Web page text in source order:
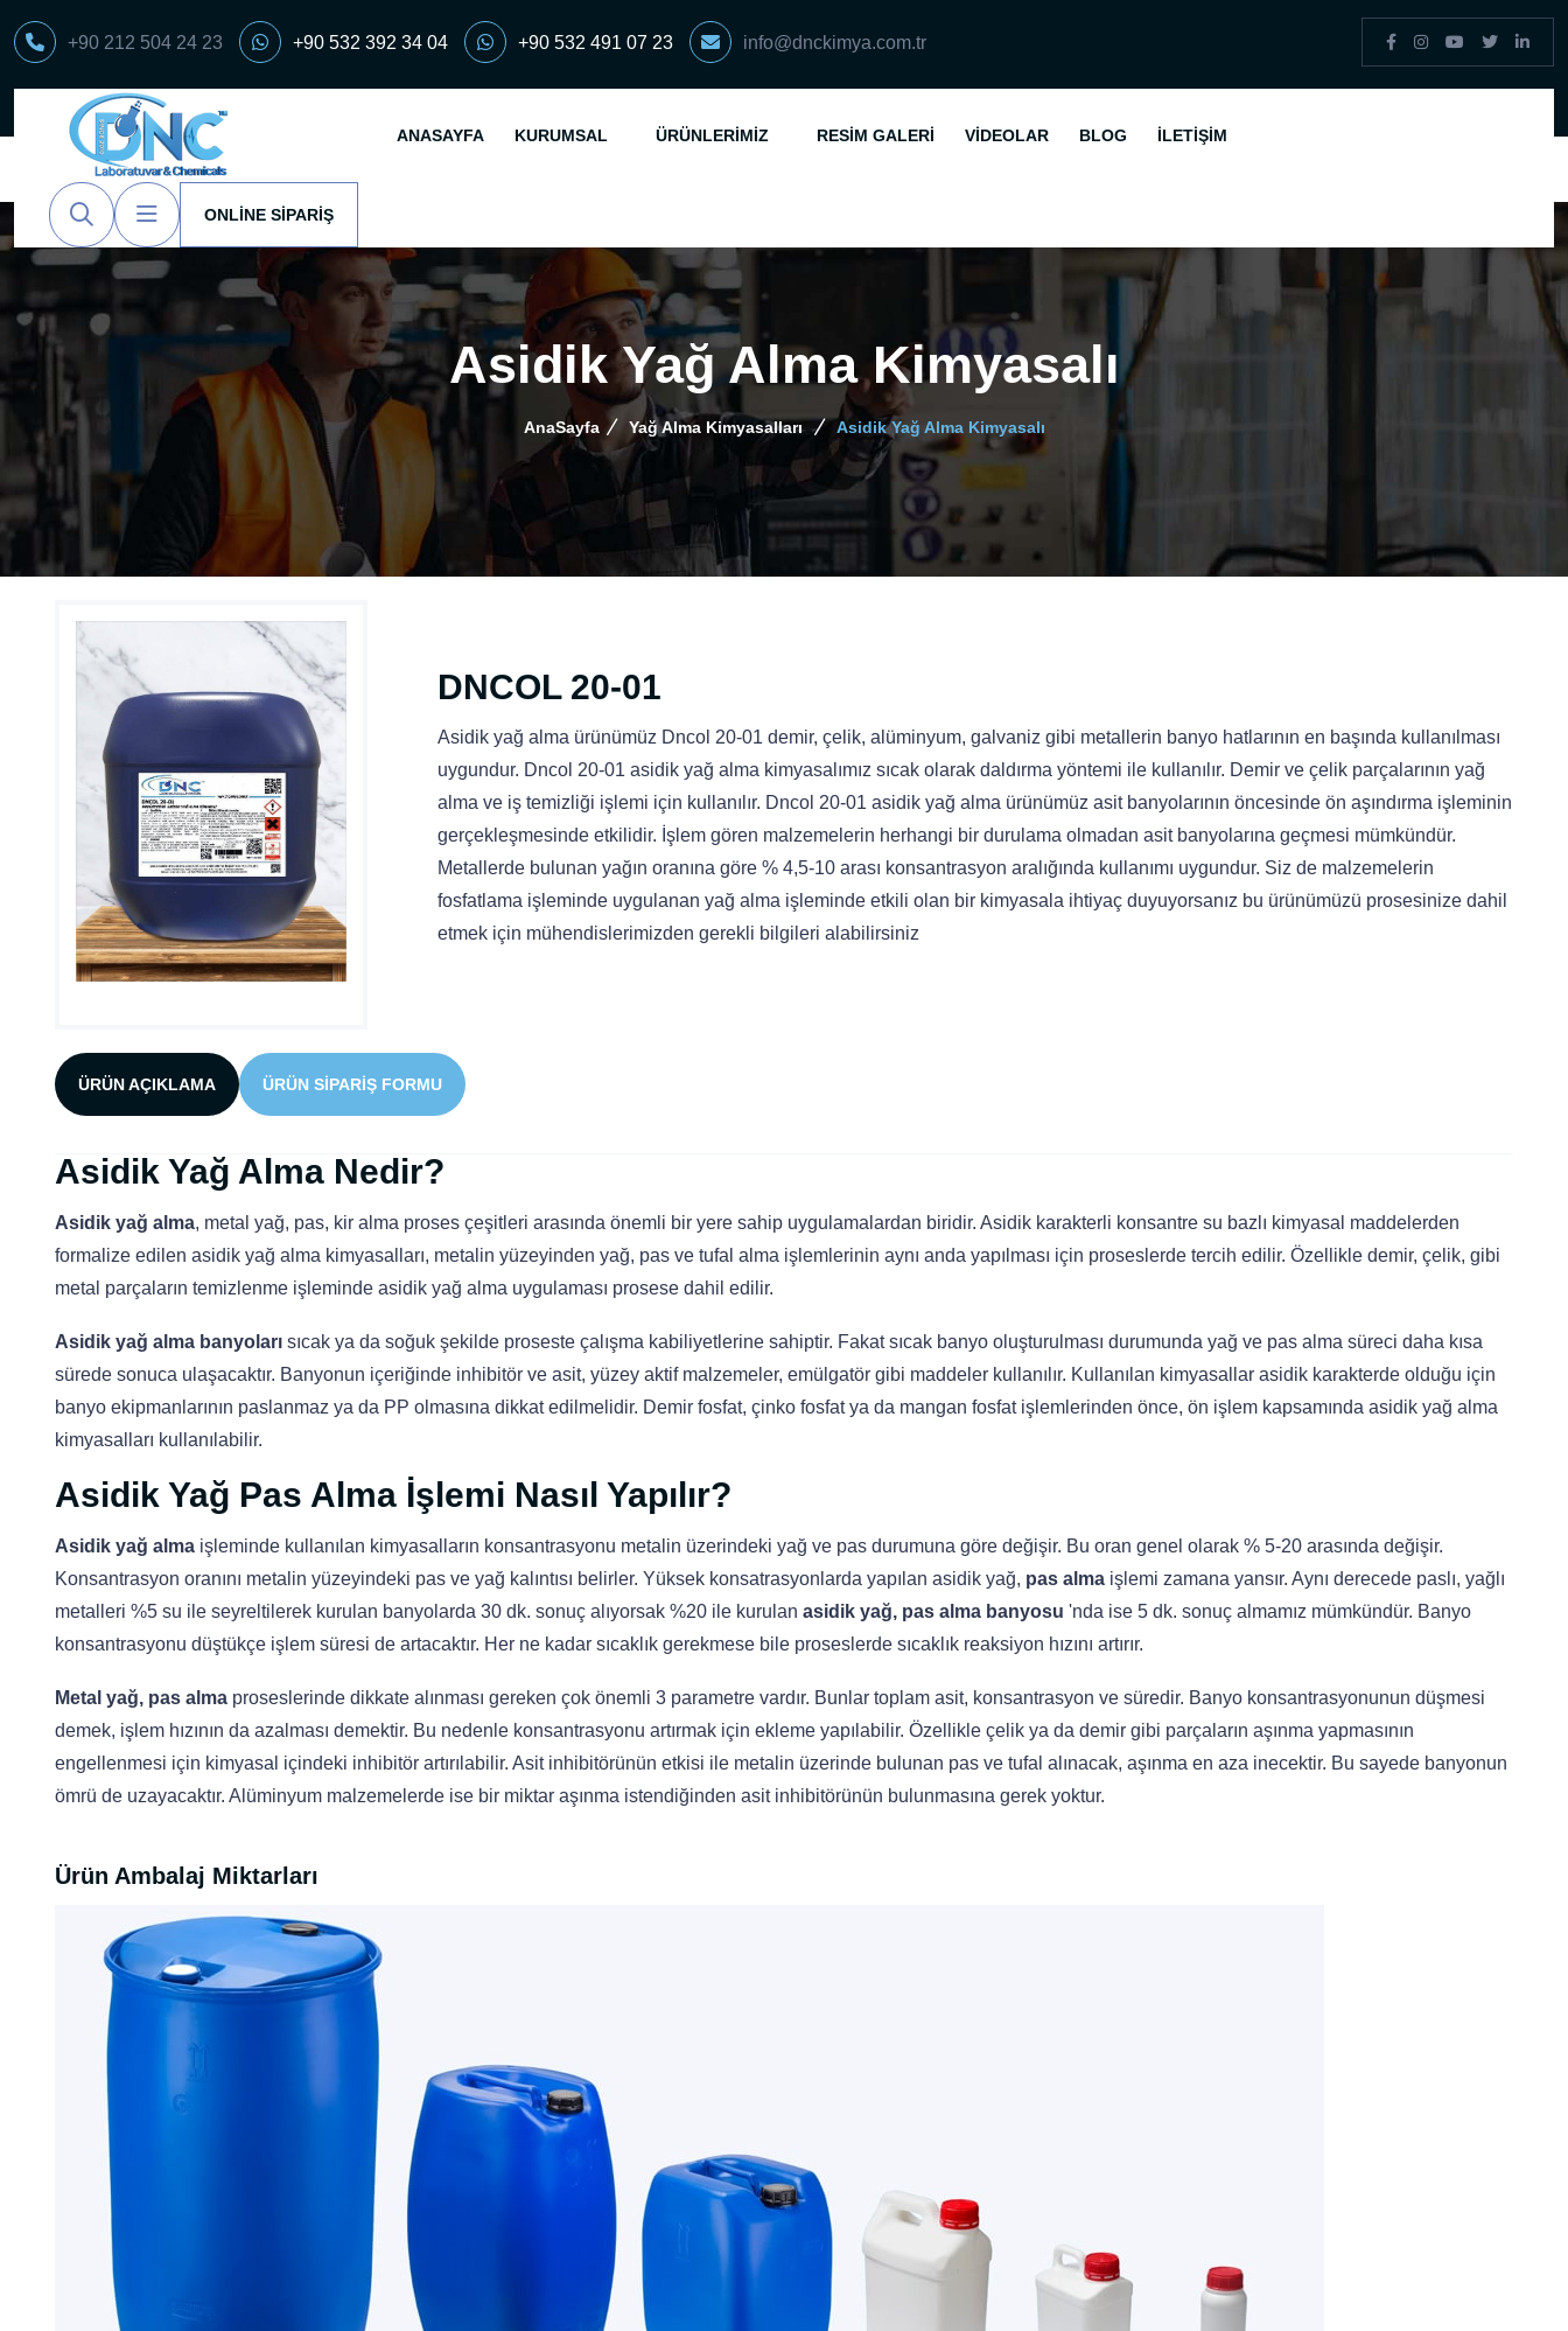
+90 212 504 24 23 +90 532 392 34 04 +90 532 491 07 23 info@dnckimya.com.tr
ANASAYFA KURUMSAL ÜRÜNLERIMIZ RESIM GALERI VIDEOLAR BLOG İLETIŞIM
ONLINE SIPARIŞ
Asidik Yağ Alma Kimyasalı
AnaSayfa Yağ Alma Kimyasalları Asidik Yağ Alma Kimyasalı
DNCOL 20-01
Asidik yağ alma ürünümüz Dncol 20-01 demir, çelik, alüminyum, galvaniz gibi metallerin banyo hatlarının en başında kullanılması
uygundur. Dncol 20-01 asidik yağ alma kimyasalımız sıcak olarak daldırma yöntemi ile kullanılır. Demir ve çelik parçalarının yağ
alma ve iş temizliği işlemi için kullanılır. Dncol 20-01 asidik yağ alma ürünümüz asit banyolarının öncesinde ön aşındırma işleminin
gerçekleşmesinde etkilidir. İşlem gören malzemelerin herhangi bir durulama olmadan asit banyolarına geçmesi mümkündür.
Metallerde bulunan yağın oranına göre % 4,5-10 arası konsantrasyon aralığında kullanımı uygundur. Siz de malzemelerin
fosfatlama işleminde uygulanan yağ alma işleminde etkili olan bir kimyasala ihtiyaç duyuyorsanız bu ürünümüzü prosesinize dahil
etmek için mühendislerimizden gerekli bilgileri alabilirsiniz
ÜRÜN AÇIKLAMA ÜRÜN SIPARIŞ FORMU
Asidik Yağ Alma Nedir?
Asidik yağ alma, metal yağ, pas, kir alma proses çeşitleri arasında önemli bir yere sahip uygulamalardan biridir. Asidik karakterli konsantre su bazlı kimyasal maddelerden
formalize edilen asidik yağ alma kimyasalları, metalin yüzeyinden yağ, pas ve tufal alma işlemlerinin aynı anda yapılması için proseslerde tercih edilir. Özellikle demir, çelik, gibi
metal parçaların temizlenme işleminde asidik yağ alma uygulaması prosese dahil edilir.
Asidik yağ alma banyoları sıcak ya da soğuk şekilde proseste çalışma kabiliyetlerine sahiptir. Fakat sıcak banyo oluşturulması durumunda yağ ve pas alma süreci daha kısa
sürede sonuca ulaşacaktır. Banyonun içeriğinde inhibitör ve asit, yüzey aktif malzemeler, emülgatör gibi maddeler kullanılır. Kullanılan kimyasallar asidik karakterde olduğu için
banyo ekipmanlarının paslanmaz ya da PP olmasına dikkat edilmelidir. Demir fosfat, çinko fosfat ya da mangan fosfat işlemlerinden önce, ön işlem kapsamında asidik yağ alma
kimyasalları kullanılabilir.
Asidik Yağ Pas Alma İşlemi Nasıl Yapılır?
Asidik yağ alma işleminde kullanılan kimyasalların konsantrasyonu metalin üzerindeki yağ ve pas durumuna göre değişir. Bu oran genel olarak % 5-20 arasında değişir.
Konsantrasyon oranını metalin yüzeyindeki pas ve yağ kalıntısı belirler. Yüksek konsatrasyonlarda yapılan asidik yağ, pas alma işlemi zamana yansır. Aynı derecede paslı, yağlı
metalleri %5 su ile seyreltilerek kurulan banyolarda 30 dk. sonuç alıyorsak %20 ile kurulan asidik yağ, pas alma banyosu 'nda ise 5 dk. sonuç almamız mümkündür. Banyo
konsantrasyonu düştükçe işlem süresi de artacaktır. Her ne kadar sıcaklık gerekmese bile proseslerde sıcaklık reaksiyon hızını artırır.
Metal yağ, pas alma proseslerinde dikkate alınması gereken çok önemli 3 parametre vardır. Bunlar toplam asit, konsantrasyon ve süredir. Banyo konsantrasyonunun düşmesi
demek, işlem hızının da azalması demektir. Bu nedenle konsantrasyonu artırmak için ekleme yapılabilir. Özellikle çelik ya da demir gibi parçaların aşınma yapmasının
engellenmesi için kimyasal içindeki inhibitör artırılabilir. Asit inhibitörünün etkisi ile metalin üzerinde bulunan pas ve tufal alınacak, aşınma en aza inecektir. Bu sayede banyonun
ömrü de uzayacaktır. Alüminyum malzemelerde ise bir miktar aşınma istendiğinden asit inhibitörünün bulunmasına gerek yoktur.
Ürün Ambalaj Miktarları